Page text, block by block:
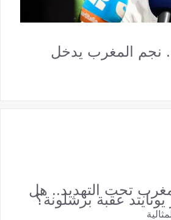
نجم المغرب يدخل
تحت التهديد.. هل
عقبة برشلونة؟